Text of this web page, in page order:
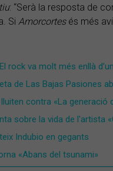
: “Serà la resposta de
Si Amorcortesés més
rock va molt més enllà
de Las Bajas Pasiones
contra «La generació
sobre la vida de l'artista
Indubio en gegants
«Abans del tsunami»